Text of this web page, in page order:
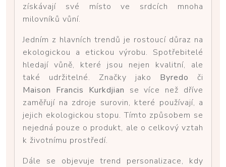
získávají své místo ve srdcích mnoha
milovníků vůní.
Jedním z hlavních trendů je rostoucí důraz na
ekologickou a etickou výrobu. Spotřebitelé
hledají vůně, které jsou nejen kvalitní, ale
také udržitelné. Značky jako Byredo či
Maison Francis Kurkdjian se více než dříve
zaměřují na zdroje surovin, které používají, a
jejich ekologickou stopu. Tímto způsobem se
nejedná pouze o produkt, ale o celkový vztah
k životnímu prostředí.
Dále se objevuje trend personalizace, kdy